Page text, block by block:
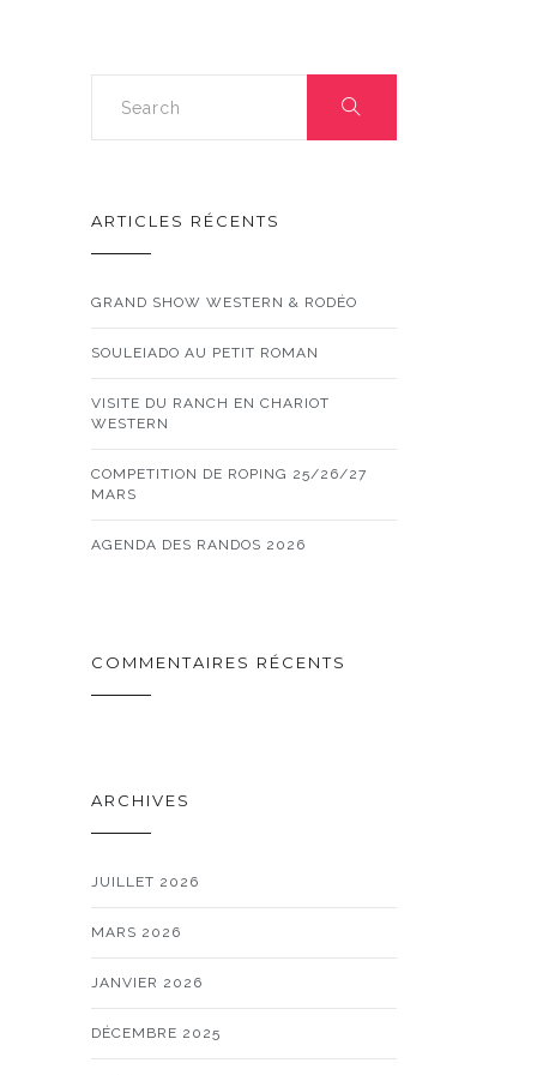
ARTICLES RÉCENTS
GRAND SHOW WESTERN & RODÉO
SOULEIADO AU PETIT ROMAN
VISITE DU RANCH EN CHARIOT
WESTERN
COMPETITION DE ROPING 25/26/27
MARS
AGENDA DES RANDOS 2026
COMMENTAIRES RÉCENTS
ARCHIVES
JUILLET 2026
MARS 2026
JANVIER 2026
DÉCEMBRE 2025